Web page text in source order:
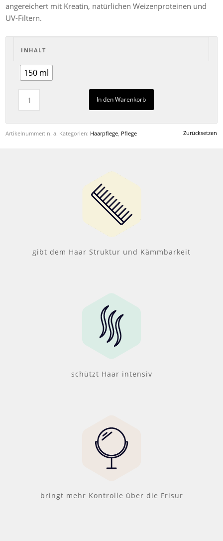
angereichert mit Kreatin, natürlichen Weizenproteinen und
UV-Filtern.
INHALT
150 ml
Zurücksetzen
In den Warenkorb
Artikelnummer: n. a. Kategorien: Haarpflege, Pflege
gibt dem Haar Struktur und Kämmbarkeit
schützt Haar intensiv
bringt mehr Kontrolle über die Frisur